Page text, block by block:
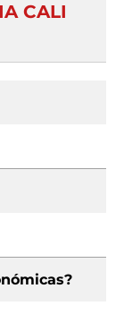
CALI